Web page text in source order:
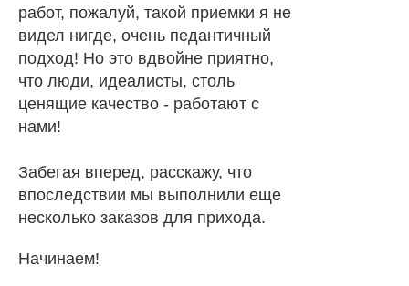
работ, пожалуй, такой приемки я не
видел нигде, очень педантичный
подход! Но это вдвойне приятно,
что люди, идеалисты, столь
ценящие качество - работают с
нами!
Забегая вперед, расскажу, что
впоследствии мы выполнили еще
несколько заказов для прихода.
Начинаем!